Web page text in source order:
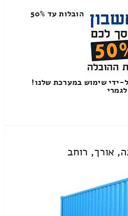
הובלות עד 50%
ידי שימוש במערכת שלנו!
אורך, רוחב